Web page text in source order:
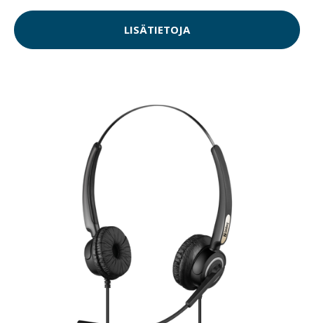
LISÄTIETOJA